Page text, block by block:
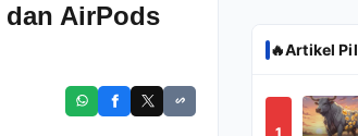
dan AirPods
🔥Artikel
1